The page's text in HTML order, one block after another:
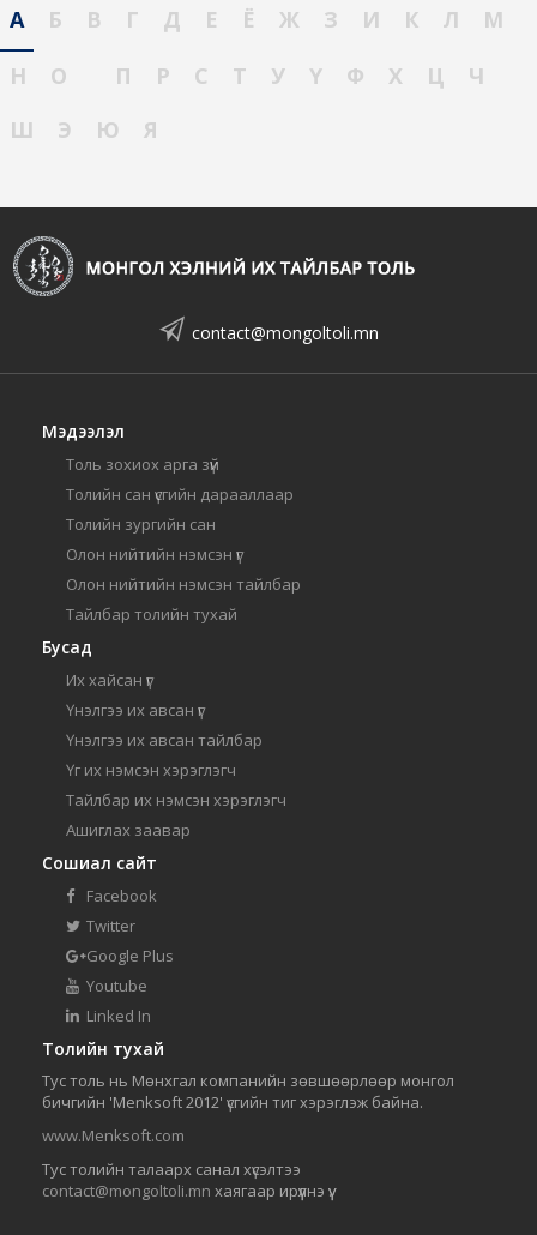
А Б В Г Д Е Ё Ж З И К Л
М
Н
О П Р С Т У Ү Ф Х Ц
Ч
Ш
Э Ю Я
contact@mongoltoli.mn
Мэдээлэл
Толь зохиох арга зүй
Толийн сан үсгийн дарааллаар
Толийн зургийн сан
Олон нийтийн нэмсэн үг
Олон нийтийн нэмсэн тайлбар
Тайлбар толийн тухай
Бусад
Их хайсан үг
Үнэлгээ их авсан үг
Үнэлгээ их авсан тайлбар
Үг их нэмсэн хэрэглэгч
Тайлбар их нэмсэн хэрэглэгч
Ашиглах заавар
Сошиал сайт
Facebook
Twitter
Google Plus
Youtube
Linked In
Толийн тухай
Тус толь нь Мөнхгал компанийн зөвшөөрлөөр монгол
бичгийн 'Menksoft 2012' үсгийн тиг хэрэглэж байна.
www.Menksoft.com
Тус толийн талаарх санал хүсэлтээ
contact@mongoltoli.mn хаягаар ирүүлнэ үү.